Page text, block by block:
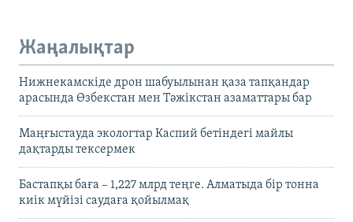
Жаңалықтар
Нижнекамскіде дрон шабуылынан қаза тапқандар
арасында Өзбекстан мен Тәжікстан азаматтары бар
Маңғыстауда экологтар Каспий бетіндегі майлы
дақтарды тексермек
Бастапқы баға – 1,227 млрд теңге. Алматыда бір тонна
киік мүйізі саудаға қойылмақ